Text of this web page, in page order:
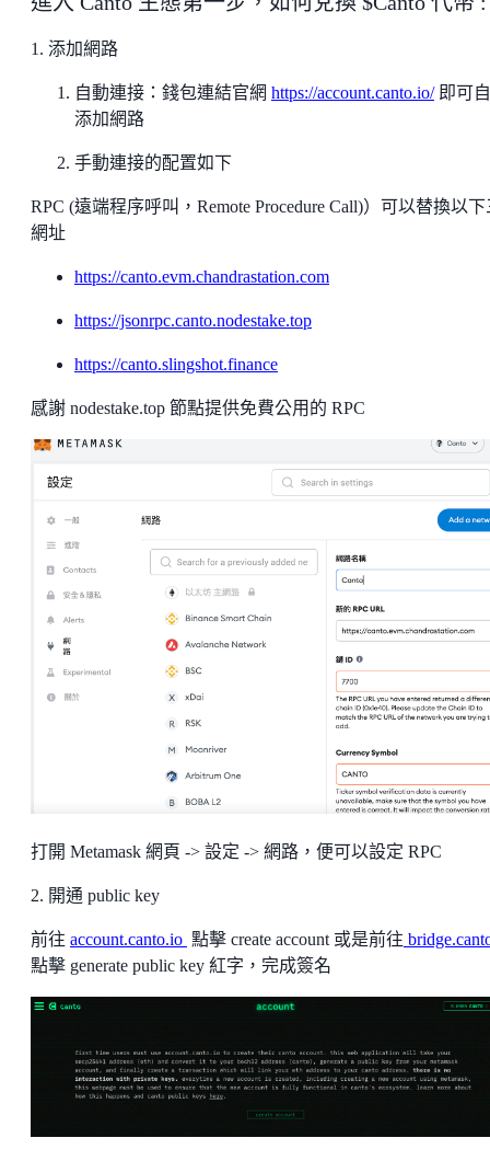
1. 添加網路
自動連接：錢包連結官網 https://account.canto.io/即可
添加網路
手動連接的配置如下
RPC (遠端程序呼叫，Remote Procedure Call)）可以替換以
網址
https://canto.evm.chandrastation.com
https://jsonrpc.canto.nodestake.top
https://canto.slingshot.finance
感謝 nodestake.top 節點提供免費公用的 RPC
打開 Metamask 網頁 -> 設定 -> 網路，便可以設定 RPC
2. 開通 public key
前往 account.canto.io 點擊 create account 或是前往
點擊 generate public key 紅字，完成簽名